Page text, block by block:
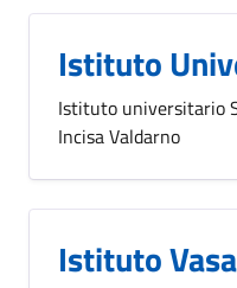
Istituto
Istituto universitario
Incisa Valdarno
Istituto